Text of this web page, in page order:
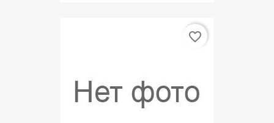
favorite_border